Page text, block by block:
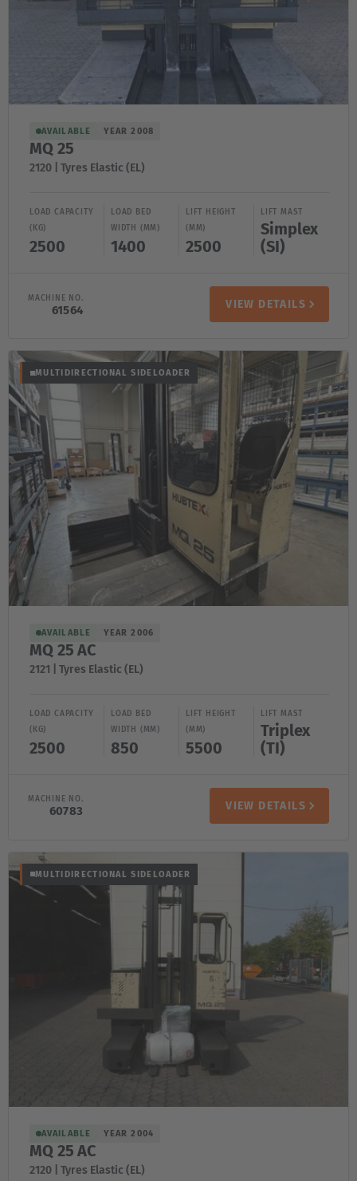
AMERICA
Brasil
Português
United States
English
ASIA/PACIFIC
Australia
English
Japanese
Türkiye
AVAILABLE YEAR 2008
MQ 25
2120 | Tyres Elastic (EL)
LOAD CAPACITY
(KG)
2500
LOAD BED
WIDTH (MM)
1400
LIFT HEIGHT
(MM)
2500
LIFT MAST
Simplex
(SI)
MACHINE NO.
61564 VIEW DETAILS
MULTIDIRECTIONAL SIDELOADER
AVAILABLE YEAR 2006
MQ 25 AC
2121 | Tyres Elastic (EL)
LOAD CAPACITY
(KG)
2500
LOAD BED
WIDTH (MM)
850
LIFT HEIGHT
(MM)
5500
LIFT MAST
Triplex
(TI)
MACHINE NO.
60783 VIEW DETAILS
MULTIDIRECTIONAL SIDELOADER
AVAILABLE YEAR 2004
MQ 25 AC
2120 | Tyres Elastic (EL)